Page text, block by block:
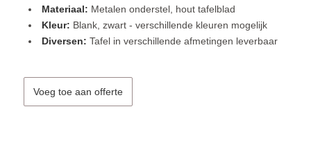
Materiaal: Metalen onderstel, hout tafelblad
Kleur: Blank, zwart - verschillende kleuren mogelijk
Diversen: Tafel in verschillende afmetingen leverbaar
Voeg toe aan offerte